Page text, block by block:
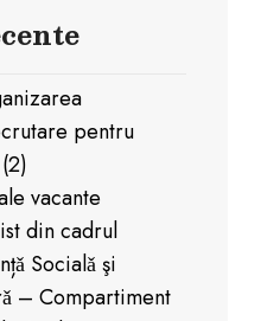
pentru
vacante
din cadrul
Socialǎ şi
– Compartiment